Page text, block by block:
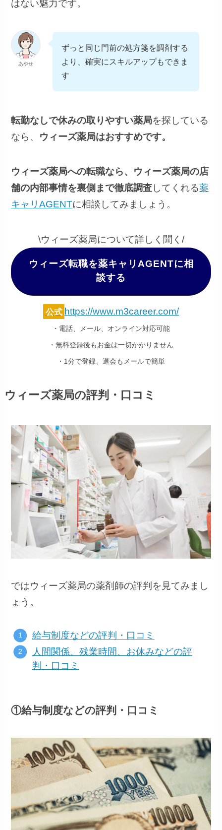
はない魅力です。
あやせ
ずっと同じ門前の処方箋を調剤する
より、確実にスキルアップもできま
す
転勤なしで休みの取りやすい薬局を探している
なら、 ウィーズ薬局はおすすめです。
ウィーズ薬局への転職なら、ウィーズ薬局の店
舗の内部事情を裏側まで徹底調査してくれる薬
キャリAGENTに相談してみましょう。
\ウィーズ薬局について詳しく聞く/
ウィーズ転職を薬キャリAGENTに相
談する
公式 https://www.m3career.com/
・電話、メール、オンライン対応可能
・無料登録後もお金は一切かかりません
・1分で登録、退会もメールで簡単
ウィーズ薬局の評判・口コミ
ではウィーズ薬局の薬剤師の評判を見てみまし
ょう。
給与制度などの評判・口コミ
人間関係、残業時間、お休みなどの評
判・口コミ
①給与制度などの評判・口コミ